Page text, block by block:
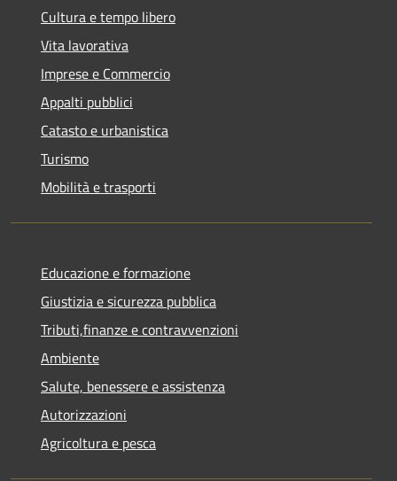
Cultura e tempo libero
Vita lavorativa
Imprese e Commercio
Appalti pubblici
Catasto e urbanistica
Turismo
Mobilità e trasporti
Educazione e formazione
Giustizia e sicurezza pubblica
Tributi,finanze e contravvenzioni
Ambiente
Salute, benessere e assistenza
Autorizzazioni
Agricoltura e pesca